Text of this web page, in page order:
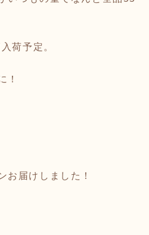
荷予定。
！
お届けしました！